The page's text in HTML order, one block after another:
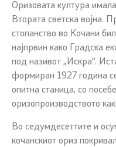
Оризовата култура
Втората светска војна.
стопанство во Кочани
најпрвин како Градска
под називот „Искра“.
формиран 1927 година
опитна станица, со
оризопроизводството
Во седумдесеттите и
кочанскиот ориз